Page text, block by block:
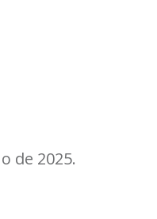
de 2025.